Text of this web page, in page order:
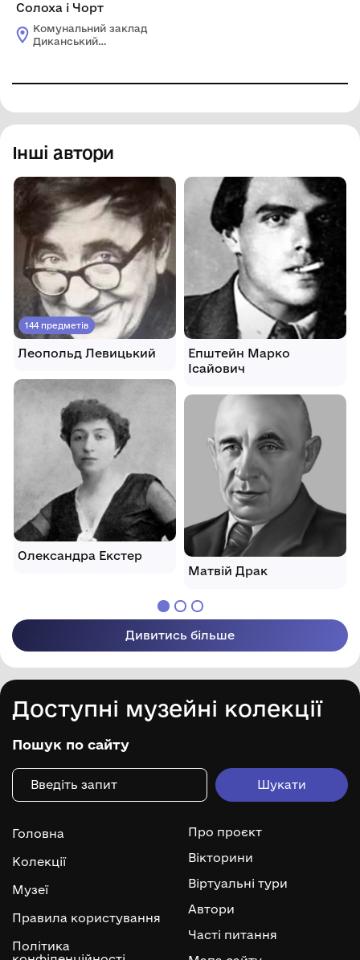
Солоха і Чорт
Комунальний заклад
Диканський
Інші автори
144 предметів
Леопольд Левицький
Олександра Екстер
Епштейн Марко
Ісайович
Матвій Драк
Дивитись більше
Доступні музейні колекції
Пошук по сайту
Головна
Колекції
Музеї
Правила користування
Політика
Про проєкт
Вікторини
Віртуальні тури
Автори
Часті питання